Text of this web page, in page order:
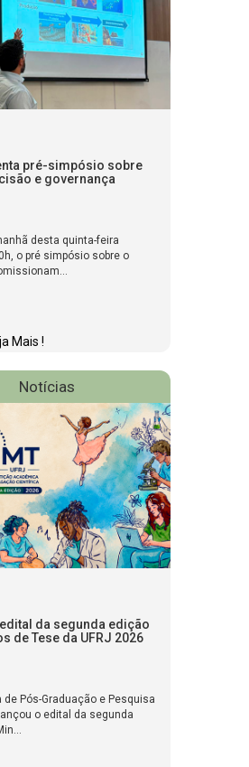
pré-simpósio sobre
e governança
desta quinta-feira
o pré simpósio sobre o
Mais !
Notícias
da segunda edição
de Tese da UFRJ 2026
de Pós-Graduação e Pesquisa
o edital da segunda